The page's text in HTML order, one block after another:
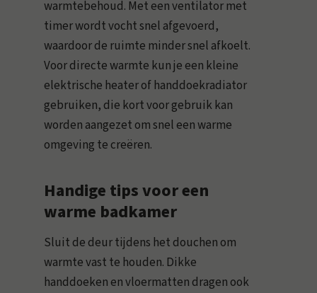
warmtebehoud. Met een ventilator met
timer wordt vocht snel afgevoerd,
waardoor de ruimte minder snel afkoelt.
Voor directe warmte kun je een kleine
elektrische heater of handdoekradiator
gebruiken, die kort voor gebruik kan
worden aangezet om snel een warme
omgeving te creëren.
Handige tips voor een
warme badkamer
Sluit de deur tijdens het douchen om
warmte vast te houden. Dikke
handdoeken en vloermatten dragen ook